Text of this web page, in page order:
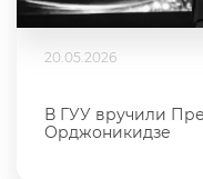
20.05.2026
В ГУУ вручили
Орджоникидзе